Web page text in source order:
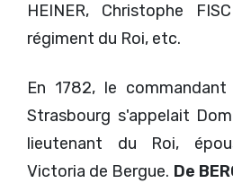
HEINER, Christophe
régiment du Roi, etc.
En 1782, le
Strasbourg s'appelait
lieutenant du Roi,
Victoria de Bergue. De